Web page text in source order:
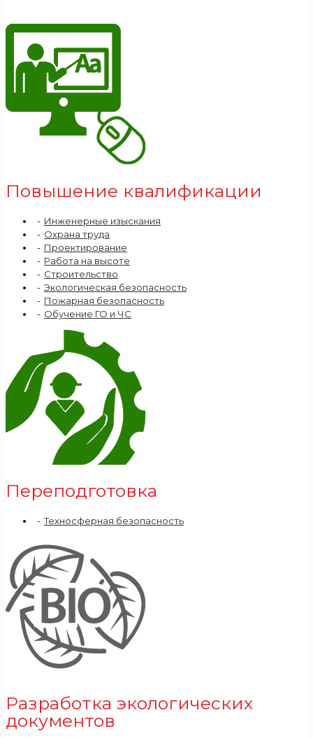
Повышение квалификации
Инженерные изыскания
Охрана труда
Проектирование
Работа на высоте
Строительство
Экологическая безопасность
Пожарная безопасность
Обучение ГО и ЧС
Переподготовка
Техносферная безопасность
Разработка экологических
документов